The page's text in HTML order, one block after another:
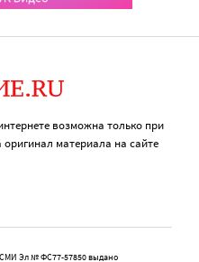
возможна только при
материала на сайте
Эл № ФС77-57850 выдано